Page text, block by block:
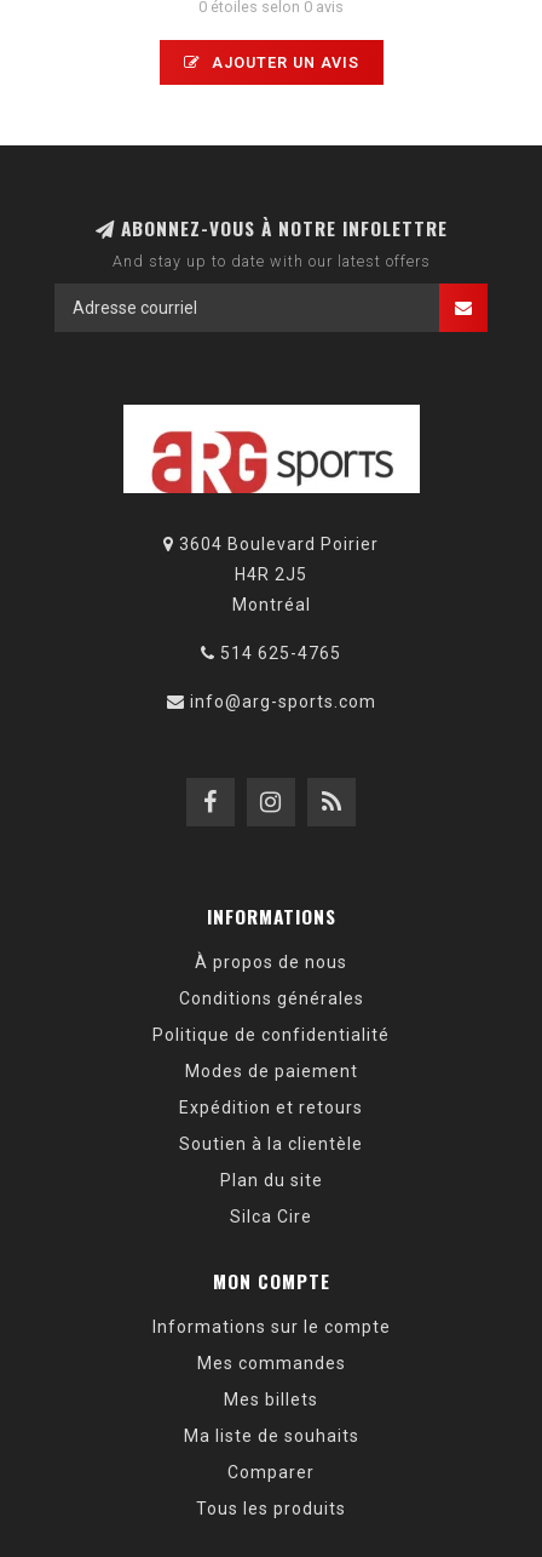
0 étoiles selon 0 avis
AJOUTER UN AVIS
ABONNEZ-VOUS À NOTRE INFOLETTRE
And stay up to date with our latest offers
3604 Boulevard Poirier
H4R 2J5
Montréal
514 625-4765
info@arg-sports.com
INFORMATIONS
À propos de nous
Conditions générales
Politique de confidentialité
Modes de paiement
Expédition et retours
Soutien à la clientèle
Plan du site
Silca Cire
MON COMPTE
Informations sur le compte
Mes commandes
Mes billets
Ma liste de souhaits
Comparer
Tous les produits